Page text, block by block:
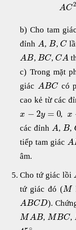
AC2
b) Cho tam
đỉnhA,B, C
AB, BC, CA
c) Trong mặt
giác ABC có
cao kẻ từ các
x − 2y = 0, x
các đỉnh A, B,
tiếp tam giácA
âm.
Cho tứ giác lồi
tứ giác đó (M
ABCD).
MAB, MBC,